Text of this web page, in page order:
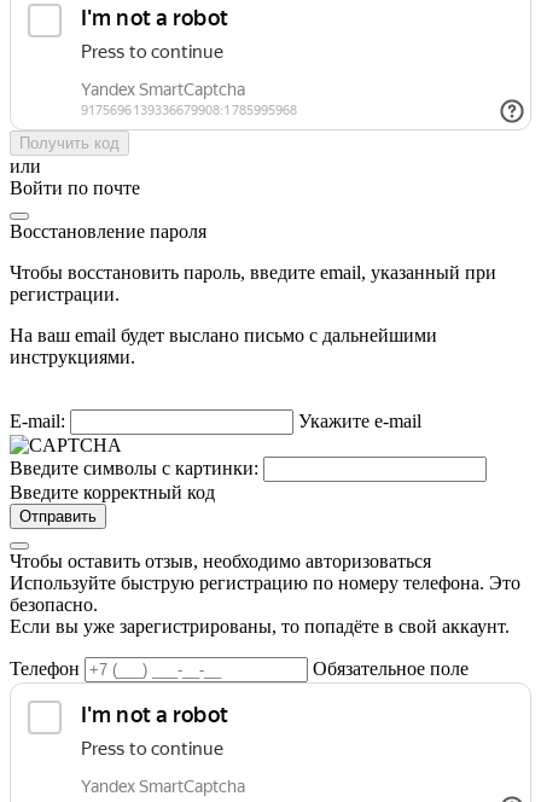
Получить код
или
Войти по почте
Восстановление пароля
Чтобы восстановить пароль, введите email, указанный при
регистрации.
На ваш email будет выслано письмо с дальнейшими
инструкциями.
E-mail: Укажите e-mail
Введите символы с картинки:
Введите корректный код
Отправить
Чтобы оставить отзыв, необходимо авторизоваться
Используйте быструю регистрацию по номеру телефона. Это
безопасно.
Если вы уже зарегистрированы, то попадёте в свой аккаунт.
Телефон Обязательное поле